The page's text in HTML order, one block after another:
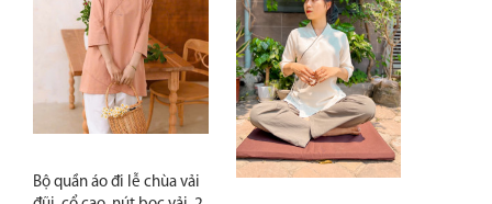
Bộ quần áo đi lễ chùa vải